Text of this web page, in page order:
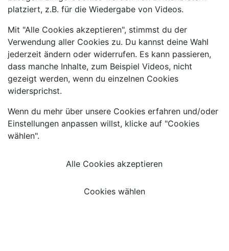
platziert, z.B. für die Wiedergabe von Videos.
Mit "Alle Cookies akzeptieren", stimmst du der
Verwendung aller Cookies zu. Du kannst deine Wahl
jederzeit ändern oder widerrufen. Es kann passieren,
dass manche Inhalte, zum Beispiel Videos, nicht
gezeigt werden, wenn du einzelnen Cookies
widersprichst.
Wenn du mehr über unsere Cookies erfahren und/oder
Einstellungen anpassen willst, klicke auf "Cookies
wählen".
Alle Cookies akzeptieren
Cookies wählen